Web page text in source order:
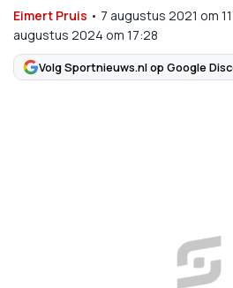
Eimert Pruis • 7 augustus 2021 om
augustus 2024 om 17:28
Volg Sportnieuws.nl op Google